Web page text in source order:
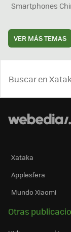
Smartphones
VER MÁS TEMAS
Xataka
Applesfera
Mundo Xiaomi
Otras